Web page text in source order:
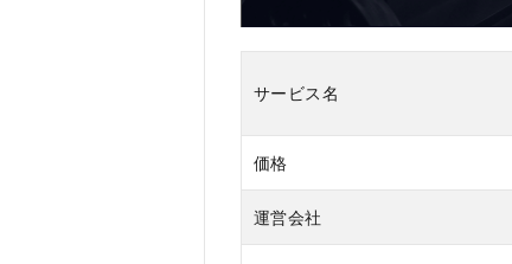
サービス名
価格
運営会社